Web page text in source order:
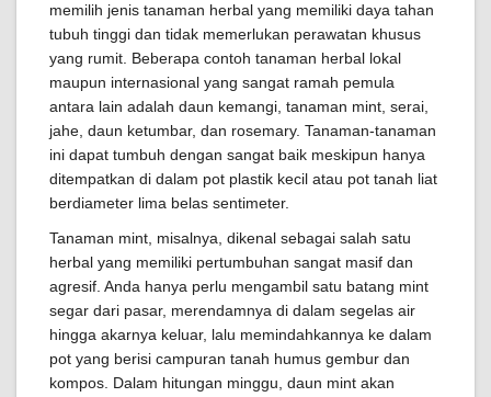
memilih jenis tanaman herbal yang memiliki daya tahan
tubuh tinggi dan tidak memerlukan perawatan khusus
yang rumit. Beberapa contoh tanaman herbal lokal
maupun internasional yang sangat ramah pemula
antara lain adalah daun kemangi, tanaman mint, serai,
jahe, daun ketumbar, dan rosemary. Tanaman-tanaman
ini dapat tumbuh dengan sangat baik meskipun hanya
ditempatkan di dalam pot plastik kecil atau pot tanah liat
berdiameter lima belas sentimeter.
Tanaman mint, misalnya, dikenal sebagai salah satu
herbal yang memiliki pertumbuhan sangat masif dan
agresif. Anda hanya perlu mengambil satu batang mint
segar dari pasar, merendamnya di dalam segelas air
hingga akarnya keluar, lalu memindahkannya ke dalam
pot yang berisi campuran tanah humus gembur dan
kompos. Dalam hitungan minggu, daun mint akan